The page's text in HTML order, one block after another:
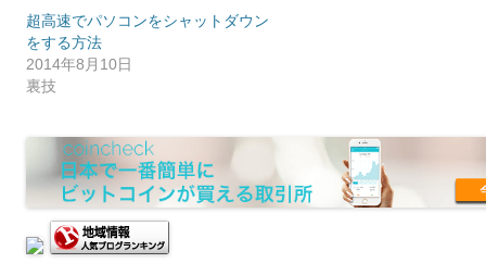
超高速でパソコンをシャットダウン
をする方法
2014年8月10日
裏技